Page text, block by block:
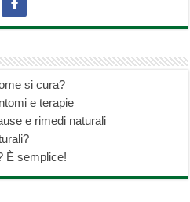
si cura?
e terapie
e rimedi naturali
È semplice!